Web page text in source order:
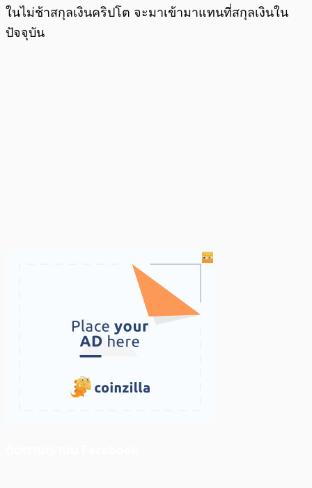
ในไม่ช้าสกุลเงินคริปโต จะมาเข้ามาแทนที่สกุลเงินใน
ปัจจุบัน